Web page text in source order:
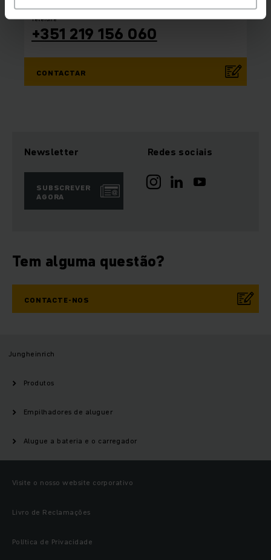
Telefone
+351 219 156 060
CONTACTAR
Newsletter
SUBSCREVER
AGORA
Redes sociais
Tem alguma questão?
CONTACTE-NOS
Jungheinrich
Produtos
Empilhadores de aluguer
Alugue a bateria e o carregador
Visite o nosso website corporativo
Livro de Reclamações
Política de Privacidade